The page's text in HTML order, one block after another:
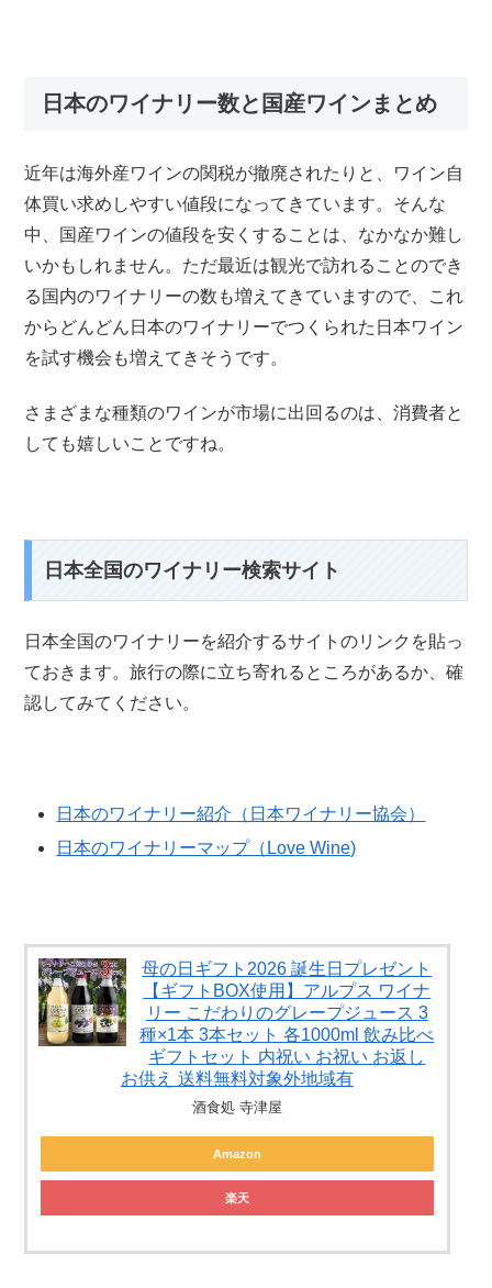
日本のワイナリー数と国産ワインまとめ
近年は海外産ワインの関税が撤廃されたりと、ワイン自
体買い求めしやすい値段になってきています。そんな
中、国産ワインの値段を安くすることは、なかなか難し
いかもしれません。ただ最近は観光で訪れることのでき
る国内のワイナリーの数も増えてきていますので、これ
からどんどん日本のワイナリーでつくられた日本ワイン
を試す機会も増えてきそうです。
さまざまな種類のワインが市場に出回るのは、消費者と
しても嬉しいことですね。
日本全国のワイナリー検索サイト
日本全国のワイナリーを紹介するサイトのリンクを貼っ
ておきます。旅行の際に立ち寄れるところがあるか、確
認してみてください。
日本のワイナリー紹介（日本ワイナリー協会）
日本のワイナリーマップ（Love Wine)
母の日ギフト2026 誕生日プレゼント
【ギフトBOX使用】アルプス ワイナ
リー こだわりのグレープジュース 3
種×1本 3本セット 各1000ml 飲み比べ
ギフトセット 内祝い お祝い お返し
お供え 送料無料対象外地域有
酒食処 寺津屋
Amazon
楽天